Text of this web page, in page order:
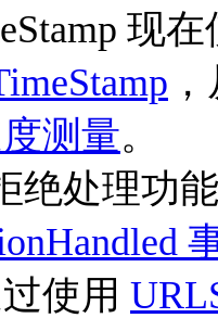
现
测量。
绝处理功
使用